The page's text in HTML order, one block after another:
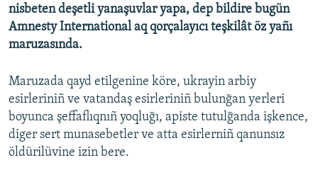
nisbeten deşetli yanaşuvlar yapa, dep bildire bugün
Amnesty International aq qorçalayıcı teşkilât öz yañı
maruzasında.
Maruzada qayd etilgenine köre, ukrayin arbiy
esirleriniñ ve vatandaş esirleriniñ bulunğan yerleri
boyunca şeffaflıqnıñ yoqluğı, apiste tutulğanda işkence,
diger sert munasebetler ve atta esirlerniñ qanunsız
öldürilüvine izin bere.